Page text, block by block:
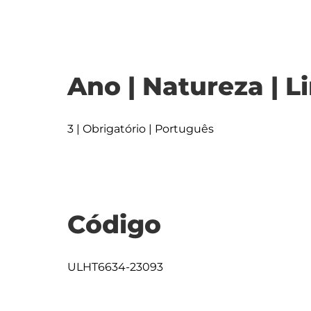
Ano | Natureza |
3 | Obrigatório | Português
Código
ULHT6634-23093